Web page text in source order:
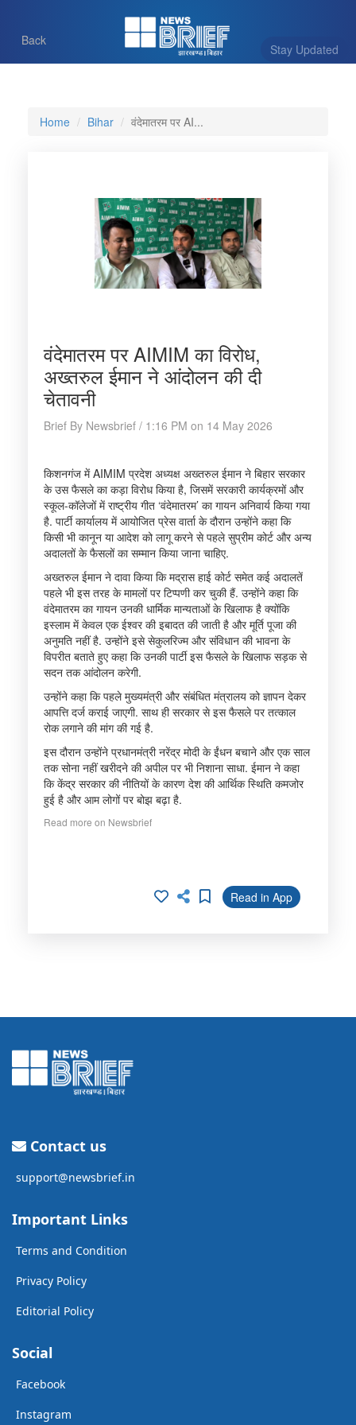
Stay Updated
Back
Home Bihar वंदेमातरम पर AI...
वंदेमातरम पर AIMIM का विरोध,
अख्तरुल ईमान ने आंदोलन की दी
चेतावनी
Brief By Newsbrief / 1:16 PM on 14 May 2026
किशनगंज में AIMIM प्रदेश अध्यक्ष अख्तरुल ईमान ने बिहार सरकार
के उस फैसले का कड़ा विरोध किया है, जिसमें सरकारी कार्यक्रमों और
स्कूल-कॉलेजों में राष्ट्रीय गीत ‘वंदेमातरम’ का गायन अनिवार्य किया गया
है. पार्टी कार्यालय में आयोजित प्रेस वार्ता के दौरान उन्होंने कहा कि
किसी भी कानून या आदेश को लागू करने से पहले सुप्रीम कोर्ट और अन्य
अदालतों के फैसलों का सम्मान किया जाना चाहिए.
अख्तरुल ईमान ने दावा किया कि मद्रास हाई कोर्ट समेत कई अदालतें
पहले भी इस तरह के मामलों पर टिप्पणी कर चुकी हैं. उन्होंने कहा कि
वंदेमातरम का गायन उनकी धार्मिक मान्यताओं के खिलाफ है क्योंकि
इस्लाम में केवल एक ईश्वर की इबादत की जाती है और मूर्ति पूजा की
अनुमति नहीं है. उन्होंने इसे सेकुलरिज्म और संविधान की भावना के
विपरीत बताते हुए कहा कि उनकी पार्टी इस फैसले के खिलाफ सड़क से
सदन तक आंदोलन करेगी.
उन्होंने कहा कि पहले मुख्यमंत्री और संबंधित मंत्रालय को ज्ञापन देकर
आपत्ति दर्ज कराई जाएगी. साथ ही सरकार से इस फैसले पर तत्काल
रोक लगाने की मांग की गई है.
इस दौरान उन्होंने प्रधानमंत्री नरेंद्र मोदी के ईंधन बचाने और एक साल
तक सोना नहीं खरीदने की अपील पर भी निशाना साधा. ईमान ने कहा
कि केंद्र सरकार की नीतियों के कारण देश की आर्थिक स्थिति कमजोर
हुई है और आम लोगों पर बोझ बढ़ा है.
Read more on Newsbrief
Read in App
Contact us
support@newsbrief.in
Important Links
Terms and Condition
Privacy Policy
Editorial Policy
Social
Facebook
Instagram